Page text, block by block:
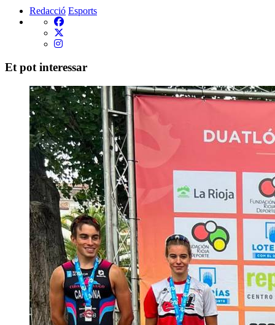
Redacció Esports
Et pot interessar